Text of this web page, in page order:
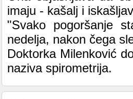
imaju - kašalj i
"Svako pogoršanje
nedelja, nakon čega
Doktorka Milenković
naziva spirometrija.